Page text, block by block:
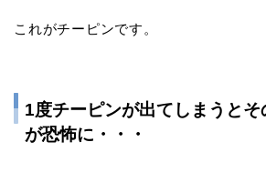
これがチーピンです。
1度チーピンが出てしまうと
が恐怖に・・・